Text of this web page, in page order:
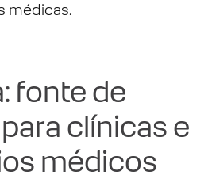
médicas.
fonte de
clínicas e
médicos